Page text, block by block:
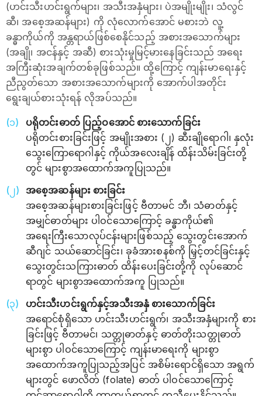
(ဟင်းသီးဟင်းရွက်များ၊ အသီးအနှံများ၊ ပဲအမျိုးမျိုး၊ သံလွင်
ဆီ၊ အစေ့အဆန်များ) ကို လုံလောက်အောင် မစားဘဲ လူ့
ခန္ဓာကိုယ်ကို အန္တရာယ်ဖြစ်စေနိုင်သည့် အစားအသောက်များ
(အချို၊ အငန်နှင့် အဆီ) စားသုံးမှုမြင့်မားနေခြင်းသည် အရေး
အကြီးဆုံးအချက်တစ်ခုဖြစ်သည်။ ထို့ကြောင့် ကျန်းမာ‌ရေးနှင့်
ညီညွတ်သော အစားအသောက်များကို အောက်ပါအတိုင်း
ရွေးချယ်စားသုံးရန် လိုအပ်သည်။
ပရိုတင်းဓာတ် ပြည့်ဝအောင် စားသောက်ခြင်း
ပရိုတင်းစားခြင်းဖြင့် အမျိုးအစား (၂) ဆီးချို‌ရောဂါ၊ နှလုံး
သွေးကြောရောဂါနှင့် ကိုယ်အလေးချိန် ထိန်းသိမ်းခြင်းတို့
တွင် များစွာအထောက်အကူပြုသည်။
အစေ့အဆန်များ စားခြင်း
အစေ့အဆန်များစားခြင်းဖြင့် ဗီတာမင် ဘီ၊ သံဓာတ်နှင့်
အမျှင်ဓာတ်များ ပါဝင်သောကြောင့် ခန္ဓာကိုယ်၏
အရေးကြီးသောလုပ်ငန်းများဖြစ်သည့် သွေးတွင်းအောက်
ဆီဂျင် သယ်ဆောင်ခြင်း၊ ခုခံအားစနစ်ကို မြှင့်တင်ခြင်းနှင့်
သွေးတွင်းသကြားဓာတ် ထိန်းပေးခြင်းတို့ကို လုပ်ဆောင်
ရာတွင် များစွာအထောက်အကူ ပြုသည်။
ဟင်းသီးဟင်းရွက်နှင့်အသီးအနှံ စားသောက်ခြင်း
အရောင်စုံရှိသော ဟင်းသီးဟင်းရွက်၊ အသီးအနှံများကို စား
ခြင်းဖြင့် ဗီတာမင်၊ သတ္တုဓာတ်နှင့် ဓာတ်တိုးသတ္တုဓာတ်
များစွာ ပါဝင်သောကြောင့် ကျန်းမာရေးကို များစွာ
အထောက်အကူပြုသည့်အပြင် အစိမ်း‌ရောင်ရှိသော အရွက်
များတွင် ဖောလိတ် (folate) ဓာတ် ပါဝင်သောကြောင့်